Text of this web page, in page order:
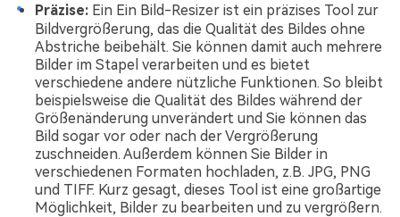
Präzise: Ein Ein Bild-Resizer ist ein präzises Tool zur
Bildvergrößerung, das die Qualität des Bildes ohne
Abstriche beibehält. Sie können damit auch mehrere
Bilder im Stapel verarbeiten und es bietet
verschiedene andere nützliche Funktionen. So bleibt
beispielsweise die Qualität des Bildes während der
Größenänderung unverändert und Sie können das
Bild sogar vor oder nach der Vergrößerung
zuschneiden. Außerdem können Sie Bilder in
verschiedenen Formaten hochladen, z.B. JPG, PNG
und TIFF. Kurz gesagt, dieses Tool ist eine großartige
Möglichkeit, Bilder zu bearbeiten und zu vergrößern.